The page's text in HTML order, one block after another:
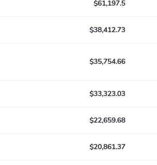
$61,197.5
$38,412.73
$35,754.66
$33,323.03
$22,659.68
$20,861.37